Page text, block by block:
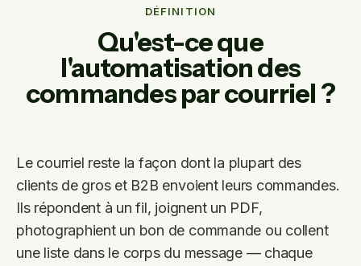
DÉFINITION
Qu'est-ce que
l'automatisation des
commandes par courriel ?
Le courriel reste la façon dont la plupart des
clients de gros et B2B envoient leurs commandes.
Ils répondent à un fil, joignent un PDF,
photographient un bon de commande ou collent
une liste dans le corps du message — chaque